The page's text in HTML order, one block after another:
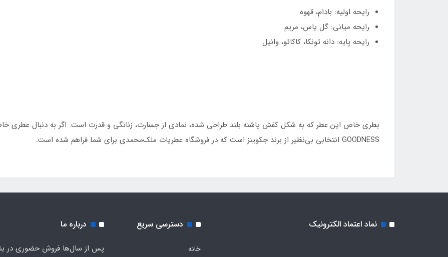
رایحه اولیه: بادام، قهوه
رایحه میانی: گل یاس، مریم
رایحه پایه: دانه تونکا، کاکائو، وانیل
بطری خاص این عطر که به شکل کفش پاشنه بلند طراحی شده، نمادی از جسارت، زنانگی و قدرت است. اگر به دنبال عطری
GOODNESS انتخابی بی‌نظیر از برند جکوینز است که در فروشگاه عطریات ملک‌محمدی برای شما فراهم شده است.
نماد اعتماد الکترونیک دسترسی سریع
خانه
درباره ما
پس از سال‌ها فروش حضوری در